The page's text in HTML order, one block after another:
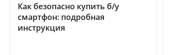
Как безопасно купить б/у
смартфон: подробная
инструкция